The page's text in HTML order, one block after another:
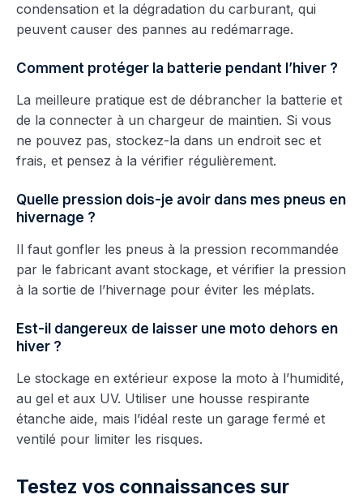
condensation et la dégradation du carburant, qui
peuvent causer des pannes au redémarrage.
Comment protéger la batterie pendant l’hiver ?
La meilleure pratique est de débrancher la batterie et
de la connecter à un chargeur de maintien. Si vous
ne pouvez pas, stockez-la dans un endroit sec et
frais, et pensez à la vérifier régulièrement.
Quelle pression dois-je avoir dans mes pneus en
hivernage ?
Il faut gonfler les pneus à la pression recommandée
par le fabricant avant stockage, et vérifier la pression
à la sortie de l’hivernage pour éviter les méplats.
Est-il dangereux de laisser une moto dehors en
hiver ?
Le stockage en extérieur expose la moto à l’humidité,
au gel et aux UV. Utiliser une housse respirante
étanche aide, mais l’idéal reste un garage fermé et
ventilé pour limiter les risques.
Testez vos connaissances sur